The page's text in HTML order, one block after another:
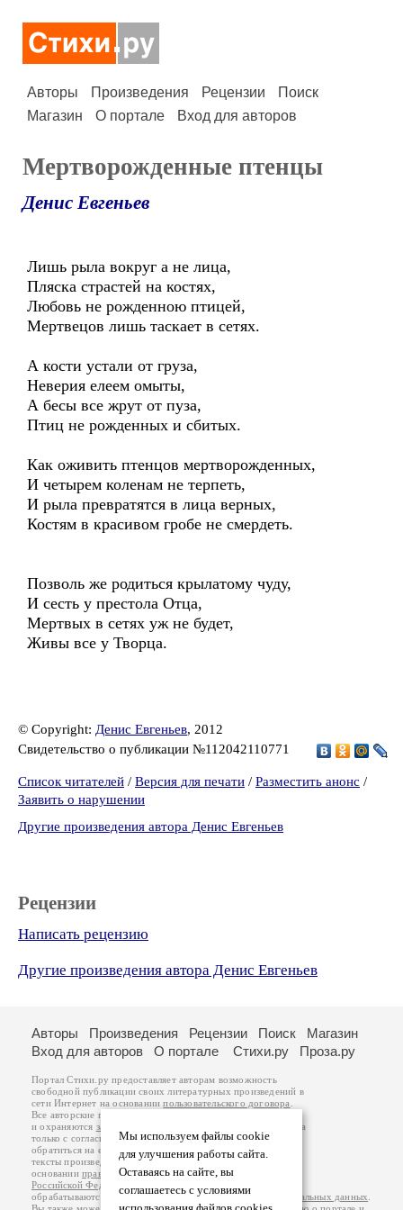
Авторы Произведения Рецензии
Поиск
Магазин
О портале Вход для авторов
Мертворожденные птенцы
Денис Евгеньев
Лишь рыла вокруг а не лица,
Пляска страстей на костях,
Любовь не рожденною птицей,
Мертвецов лишь таскает в сетях.
А кости устали от груза,
Неверия елеем омыты,
А бесы все жрут от пуза,
Птиц не рожденных и сбитых.
Как оживить птенцов мертворожденных,
И четырем коленам не терпеть,
И рыла превратятся в лица верных,
Костям в красивом гробе не смердеть.
Позволь же родиться крылатому чуду,
И сесть у престола Отца,
Мертвых в сетях уж не будет,
Живы все у Творца.
© Copyright: Денис Евгеньев, 2012
Свидетельство о публикации №112042110771
Список читателей / Версия для печати / Разместить анонс /
Заявить о нарушении
Другие произведения автора Денис Евгеньев
Рецензии
Написать рецензию
Другие произведения автора Денис Евгеньев
Мы используем файлы cookie
для улучшения работы сайта.
Оставаясь на сайте, вы
соглашаетесь с условиями
Авторы Произведения Рецензии Поиск
Магазин
Вход для авторов
О портале Стихи.ру Проза.ру
Портал Стихи.ру предоставляет авторам возможность
свободной публикации своих литературных произведений в
сети Интернет на основаниипользовательского договора
Все авторские права на произведения принадлежат авторам
и охраняются законом
. Перепечатка произведений возможна
только с согласия его автора, к которому вы можете
обратиться на его авторской странице. Ответственность за
тексты произведений авторы несут самостоятельно на
основанииправил публикацииизаконодательства
Российской Федерации
обрабатываются на основанииПолитики обработки персональных данных